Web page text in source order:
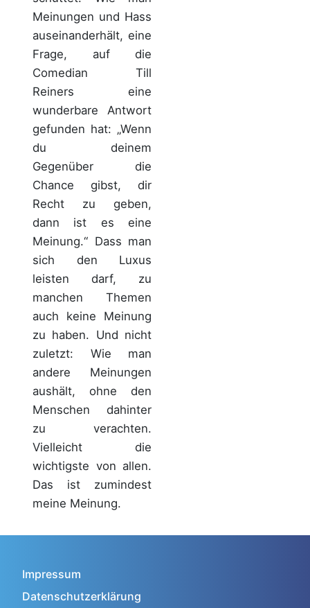
Meinungen und Hass
auseinanderhält, eine
Frage, auf die
Comedian Till
Reiners eine
wunderbare Antwort
gefunden hat: „Wenn
du deinem
Gegenüber die
Chance gibst, dir
Recht zu geben,
dann ist es eine
Meinung.“ Dass man
sich den Luxus
leisten darf, zu
manchen Themen
auch keine Meinung
zu haben. Und nicht
zuletzt: Wie man
andere Meinungen
aushält, ohne den
Menschen dahinter
zu verachten.
Vielleicht die
wichtigste von allen.
Das ist zumindest
meine Meinung.
Impressum
Datenschutzerklärung